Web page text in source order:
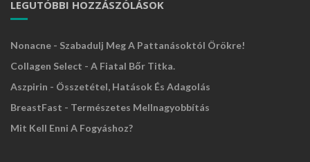
LEGUTÓBBI HOZZÁSZÓLÁSOK
Nonacne - Szabadulj Meg A Pattanásoktól Örökre!
Collagen Select - A Fiatal Bőr Titka.
Aszpirin - Összetétel, Hatások És Adagolás
BreastFast - Természetes Mellnagyobbítás
Mit Kell Enni A Fogyáshoz?